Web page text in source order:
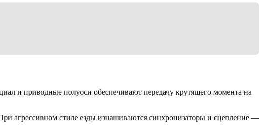
и приводные полуоси обеспечивают передачу крутящего момента на
агрессивном стиле езды изнашиваются синхронизаторы и сцепление —